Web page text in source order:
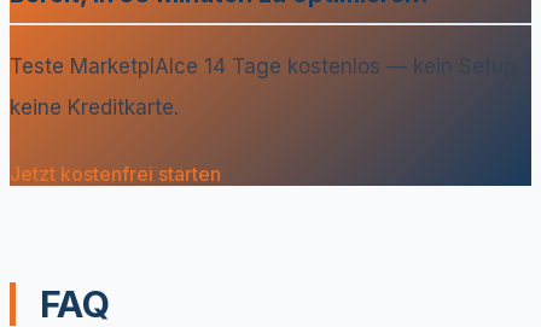
Teste MarketplAIce 14 Tage kostenlos — kein Setup,
keine Kreditkarte.
Jetzt kostenfrei starten
FAQ